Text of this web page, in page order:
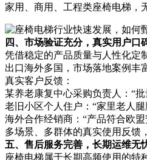
家用、商用、工程类座椅电梯，
四、市场验证充分，真实用户口
凭借稳定的产品质量与人性化定
出口海外多国，市场落地案例丰
真实客户反馈：
某养老康复中心采购负责人：“
老旧小区个人住户：“家里老人
海外合作经销商：“产品符合欧
多场景、多群体的真实使用反馈
五、售后服务完善，长期运维无
座椅电梯属于长期高频使用的特